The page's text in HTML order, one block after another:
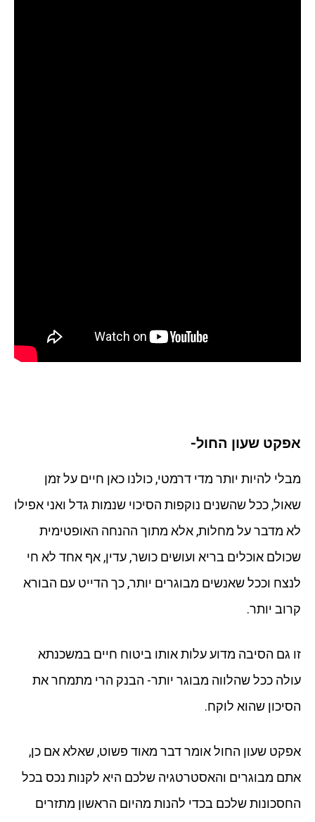
אפקט שעון החול-
מבלי להיות יותר מדי דרמטי, כולנו כאן חיים על זמן
שאול, ככל שהשנים נוקפות הסיכוי שנמות גדל ואני אפילו
לא מדבר על מחלות, אלא מתוך ההנחה האופטימית
שכולם אוכלים בריא ועושים כושר, עדין, אף אחד לא חי
לנצח וככל שאנשים מבוגרים יותר, כך הדייט עם הבורא
קרוב יותר.
זו גם הסיבה מדוע עלות אותו ביטוח חיים במשכנתא
עולה ככל שהלווה מבוגר יותר- הבנק הרי מתמחר את
הסיכון שהוא לוקח.
אפקט שעון החול אומר דבר מאוד פשוט, שאלא אם כן,
אתם מבוגרים והאסטרטגיה שלכם היא לקנות נכס בכל
החסכונות שלכם בכדי להנות מהיום הראשון מתזרים